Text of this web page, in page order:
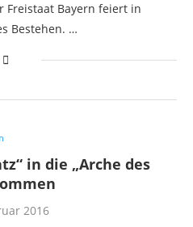
Freistaat Bayern feiert in
Bestehen. …
in die „Arche des
2016